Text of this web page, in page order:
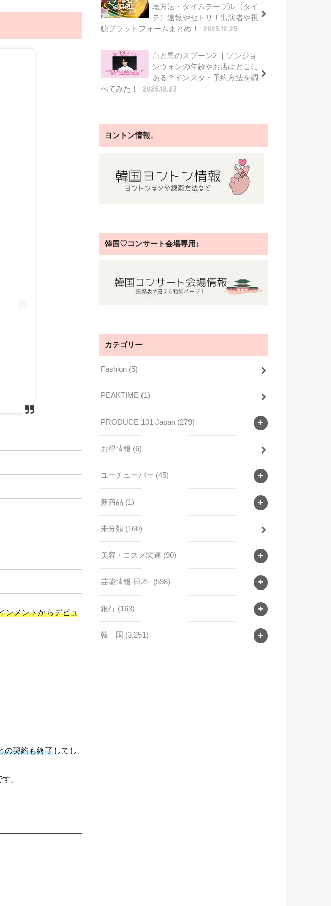
ンメントからデビュ
の契約も終了してし
。
聴方法・タイムテーブル（タイ
テ）速報やセトリ！出演者や視
聴プラットフォームまとめ！
2025.12.25
白と黒のスプーン2 ｜ソンジョ
ンウォンの年齢やお店はどこに
ある？インスタ・予約方法を調
べてみた！
2025.12.23
ヨントン情報↓
韓国♡コンサート会場専用↓
カテゴリー
Fashion (5)
PEAKTIME (1)
PRODUCE 101 Japan (279)
お得情報 (6)
ユーチューバー (45)
新商品 (1)
未分類 (160)
美容・コスメ関連 (90)
芸能情報-日本- (598)
銀行 (163)
韓 国 (3,251)